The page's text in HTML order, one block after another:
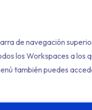
de navegación
los Workspaces a los
también puedes